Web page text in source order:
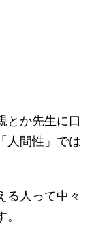
とか先生に口
人間性」では
る人って中々